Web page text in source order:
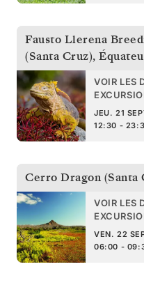
Fausto Llerena
(Santa Cruz),
VOIR LES
JEU. 21
12:30 -
Cerro Dragon (Santa
VOIR LES
VEN. 22
06:00 -